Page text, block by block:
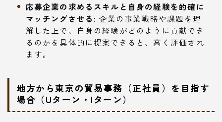
応募企業の求めるスキルと自身の経験を的確に
マッチングさせる: 企業の事業戦略や課題を理
解した上で、自身の経験がどのように貢献でき
るのかを具体的に提案できると、高く評価され
ます。
地方から東京の貿易事務（正社員）を目指す
場合（Uターン・Iターン）